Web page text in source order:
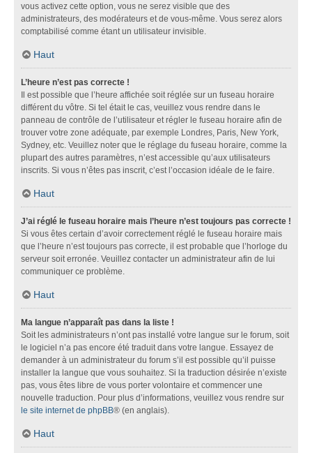
vous activez cette option, vous ne serez visible que des
administrateurs, des modérateurs et de vous-même. Vous serez alors
comptabilisé comme étant un utilisateur invisible.
Haut
L’heure n’est pas correcte !
Il est possible que l’heure affichée soit réglée sur un fuseau horaire
différent du vôtre. Si tel était le cas, veuillez vous rendre dans le
panneau de contrôle de l’utilisateur et régler le fuseau horaire afin de
trouver votre zone adéquate, par exemple Londres, Paris, New York,
Sydney, etc. Veuillez noter que le réglage du fuseau horaire, comme la
plupart des autres paramètres, n’est accessible qu’aux utilisateurs
inscrits. Si vous n’êtes pas inscrit, c’est l’occasion idéale de le faire.
Haut
J’ai réglé le fuseau horaire mais l’heure n’est toujours pas correcte !
Si vous êtes certain d’avoir correctement réglé le fuseau horaire mais
que l’heure n’est toujours pas correcte, il est probable que l’horloge du
serveur soit erronée. Veuillez contacter un administrateur afin de lui
communiquer ce problème.
Haut
Ma langue n’apparaît pas dans la liste !
Soit les administrateurs n’ont pas installé votre langue sur le forum, soit
le logiciel n’a pas encore été traduit dans votre langue. Essayez de
demander à un administrateur du forum s’il est possible qu’il puisse
installer la langue que vous souhaitez. Si la traduction désirée n’existe
pas, vous êtes libre de vous porter volontaire et commencer une
nouvelle traduction. Pour plus d’informations, veuillez vous rendre sur
le site internet de phpBB® (en anglais).
Haut